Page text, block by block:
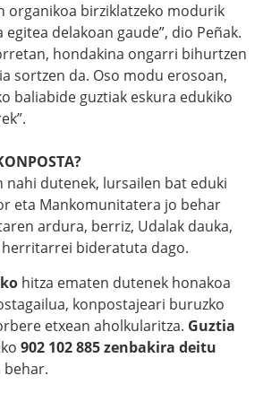
organikoa birziklatzeko modurik
delakoan gaude”, dio Peñak.
hondakina ongarri bihurtzen
sortzen da. Oso modu erosoan,
baliabide guztiak eskura edukiko
nahi dutenek, lursailen bat eduki
eta Mankomunitatera jo behar
ardura, berriz, Udalak dauka,
bideratuta dago.
hitza ematen dutenek honakoa
konpostajeari buruzko
etxean aholkularitza. Guztia
902 102 885 zenbakira deitu
behar.